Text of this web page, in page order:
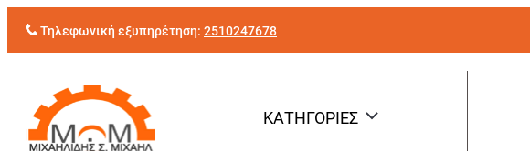
Τηλεφωνική εξυπηρέτηση: 2510247678
ΚΑΤΗΓΟΡΙΕΣ